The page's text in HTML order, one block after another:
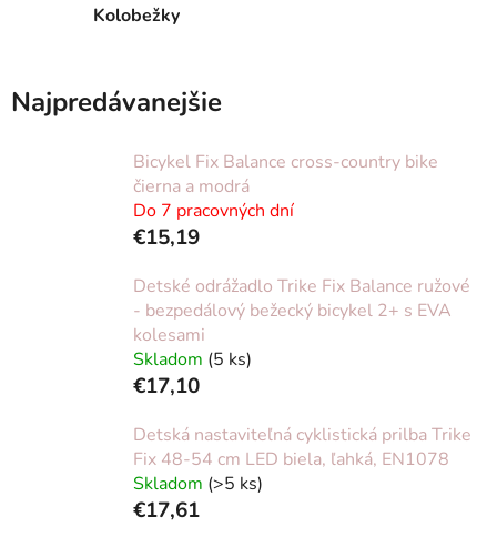
Kolobežky
Najpredávanejšie
Bicykel Fix Balance cross-country bike
čierna a modrá
Do 7 pracovných dní
€15,19
Detské odrážadlo Trike Fix Balance ružové
- bezpedálový bežecký bicykel 2+ s EVA
kolesami
Skladom (5 ks)
€17,10
Detská nastaviteľná cyklistická prilba Trike
Fix 48-54 cm LED biela, ľahká, EN1078
Skladom (>5 ks)
€17,61